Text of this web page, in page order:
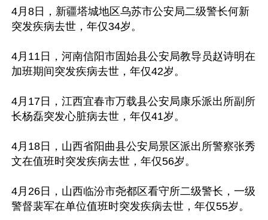
4月8日，新疆塔城地区乌苏市公安局二级警长何新
突发疾病去世，年仅34岁。
4月11日，河南信阳市固始县公安局教导员赵诗明在
加班期间突发疾病去世，年仅42岁。
4月17日，江西宜春市万载县公安局康乐派出所副所
长杨磊突发心脏病去世，年仅41岁。
4月18日，山西省阳曲县公安局景区派出所警察张秀
文在值班时突发疾病去世，年仅56岁。
4月26日，山西临汾市尧都区看守所二级警长，一级
警督裴军在单位值班时突发疾病去世，年仅55岁。